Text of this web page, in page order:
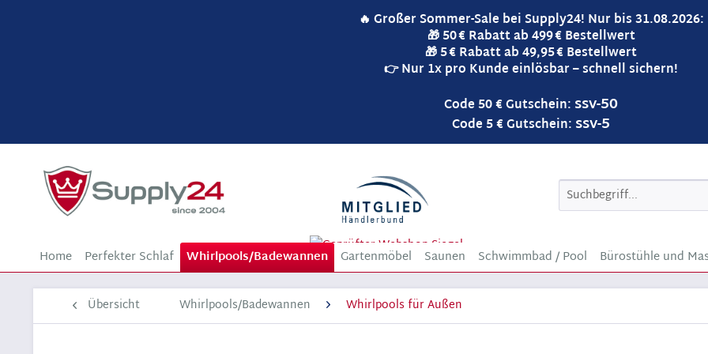
🔥 Großer Sommer-Sale bei Supply24! Nur bis 31.08.2026:
🎁 50 € Rabatt ab 499 € Bestellwert
🎁 5 € Rabatt ab 49,95 € Bestellwert
👉 Nur 1x pro Kunde einlösbar – schnell sichern!
Code 50 € Gutschein: ssv-50
Code 5 € Gutschein: ssv-5
Home Perfekter Schlaf Whirlpools/Badewannen Gartenmöbel Saunen Schwimmbad / Pool Bürostühle und
Übersicht Whirlpools/Badewannen Whirlpools für Außen